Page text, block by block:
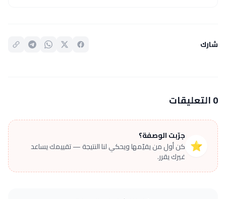
شارك
0 التعليقات
⭐
جرّبت الوصفة؟
كن أول من يقيّمها ويحكي لنا النتيجة — تقييمك يساعد
غيرك يقرر.